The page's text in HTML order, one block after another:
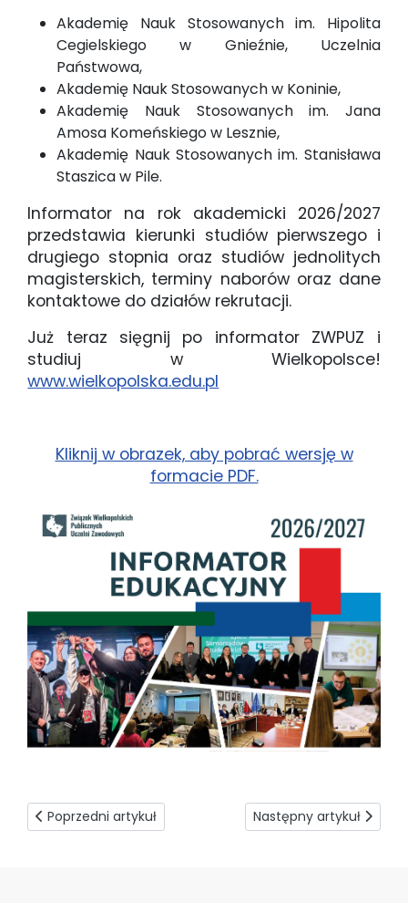
Akademię Nauk Stosowanych im. Hipolita
Cegielskiego w Gnieźnie, Uczelnia
Państwowa,
Akademię Nauk Stosowanych w Koninie,
Akademię Nauk Stosowanych im. Jana
Amosa Komeńskiego w Lesznie,
Akademię Nauk Stosowanych im. Stanisława
Staszica w Pile.
Informator na rok akademicki 2026/2027
przedstawia kierunki studiów pierwszego i
drugiego stopnia oraz studiów jednolitych
magisterskich, terminy naborów oraz dane
kontaktowe do działów rekrutacji.
Już teraz sięgnij po informator ZWPUZ i
studiuj w Wielkopolsce!
www.wielkopolska.edu.pl
Kliknij w obrazek, aby pobrać wersję w
formacie PDF.
Poprzedni artykuł: Kultura i codzienność w Państwie Środka
Poprzedni artykuł Następny artykuł:
Następny artykuł